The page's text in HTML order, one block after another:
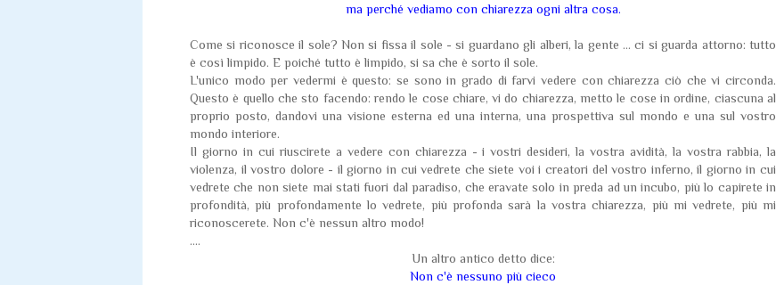
ma perché vediamo con chiarezza ogni altra cosa.
Come si riconosce il sole? Non si fissa il sole - si guardano gli alberi, la gente ... ci si guarda attorno: tutto
è così limpido. E poiché tutto è limpido, si sa che è sorto il sole.
L'unico modo per vedermi è questo: se sono in grado di farvi vedere con chiarezza ciò che vi circonda.
Questo è quello che sto facendo: rendo le cose chiare, vi do chiarezza, metto le cose in ordine, ciascuna al
proprio posto, dandovi una visione esterna ed una interna, una prospettiva sul mondo e una sul vostro
mondo interiore.
Il giorno in cui riuscirete a vedere con chiarezza - i vostri desideri, la vostra avidità, la vostra rabbia, la
violenza, il vostro dolore - il giorno in cui vedrete che siete voi i creatori del vostro inferno, il giorno in cui
vedrete che non siete mai stati fuori dal paradiso, che eravate solo in preda ad un incubo, più lo capirete in
profondità, più profondamente lo vedrete, più profonda sarà la vostra chiarezza, più mi vedrete, più mi
riconoscerete. Non c'è nessun altro modo!
....
Un altro antico detto dice:
Non c'è nessuno più cieco